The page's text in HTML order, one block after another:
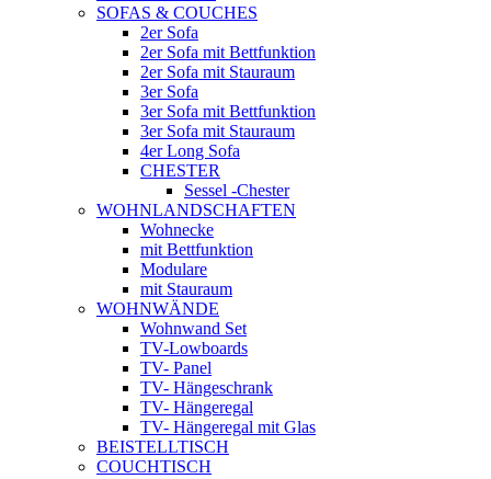
SOFAS & COUCHES
2er Sofa
2er Sofa mit Bettfunktion
2er Sofa mit Stauraum
3er Sofa
3er Sofa mit Bettfunktion
3er Sofa mit Stauraum
4er Long Sofa
CHESTER
Sessel -Chester
WOHNLANDSCHAFTEN
Wohnecke
mit Bettfunktion
Modulare
mit Stauraum
WOHNWÄNDE
Wohnwand Set
TV-Lowboards
TV- Panel
TV- Hängeschrank
TV- Hängeregal
TV- Hängeregal mit Glas
BEISTELLTISCH
COUCHTISCH